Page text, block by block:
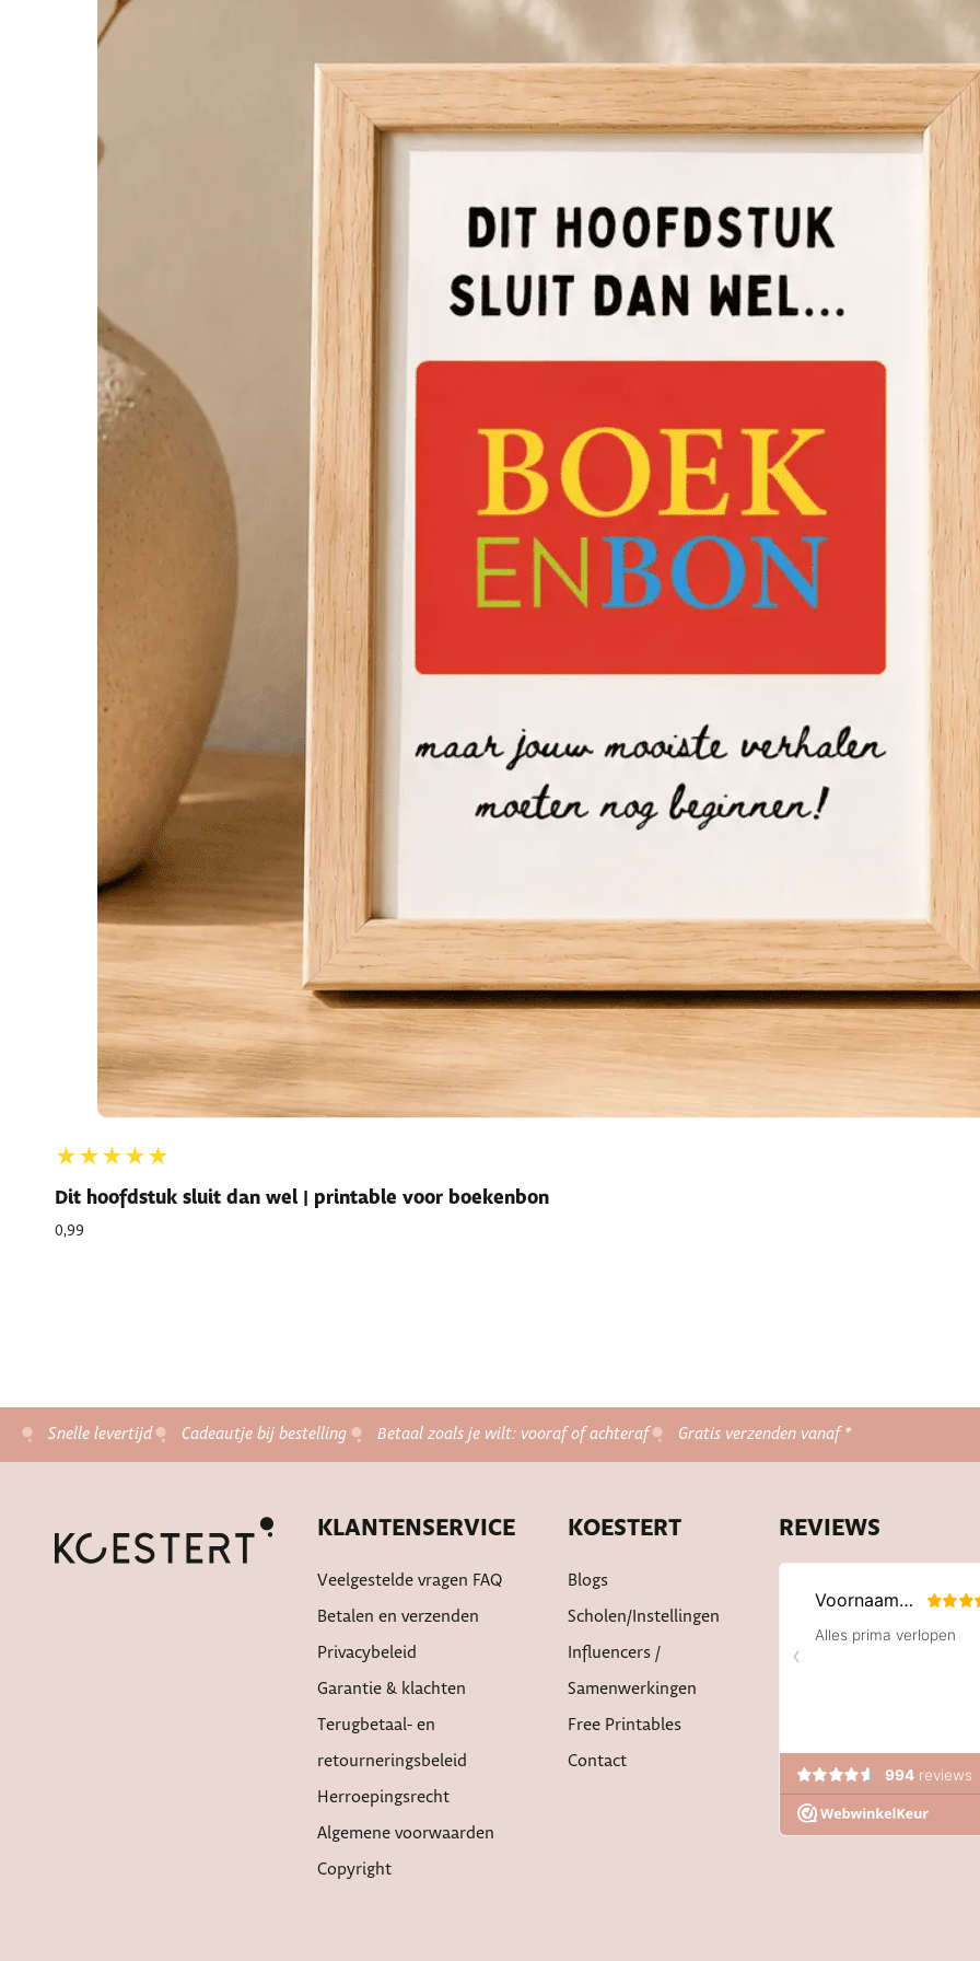
★★★★★
Dit hoofdstuk sluit dan wel | printable voor boekenbon
0,99
Snelle levertijd Cadeautje bij bestelling Betaal zoals je wilt: vooraf of achteraf Gratis verzenden vanaf *
KLANTENSERVICE
Veelgestelde vragen FAQ
Betalen en verzenden
Privacybeleid
Garantie & klachten
Terugbetaal- en
retourneringsbeleid
Herroepingsrecht
Algemene voorwaarden
Copyright
KOESTERT
Blogs
Scholen/instellingen
Influencers /
Samenwerkingen
Free Printables
Contact
REVIEWS